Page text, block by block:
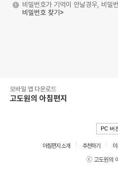
비밀번호가 기억이 안날경우, 비밀
비밀번호 찾기>
모바일 앱 다운로드
고도원의 아침편지
PC 버
아침편지 소개 추천하기
ⓒ 고도원의